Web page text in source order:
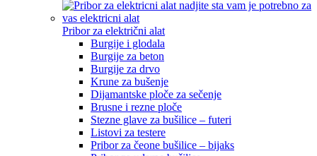
Pribor za električni alat
Burgije i glodala
Burgije za beton
Burgije za drvo
Krune za bušenje
Dijamantske ploče za sečenje
Brusne i rezne ploče
Stezne glave za bušilice – futeri
Listovi za testere
Pribor za čeone bušilice – bijaks